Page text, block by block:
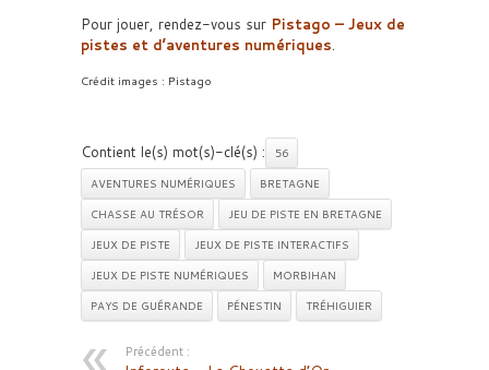
Pour jouer, rendez-vous sur Pistago – Jeux de
pistes et d’aventures numériques.
Crédit images : Pistago
Contient le(s) mot(s)-clé(s) :
56
AVENTURES NUMÉRIQUES
BRETAGNE
CHASSE AU TRÉSOR
JEU DE PISTE EN BRETAGNE
JEUX DE PISTE
JEUX DE PISTE INTERACTIFS
JEUX DE PISTE NUMÉRIQUES
MORBIHAN
PAYS DE GUÉRANDE
PÉNESTIN TRÉHIGUIER
Précédent :